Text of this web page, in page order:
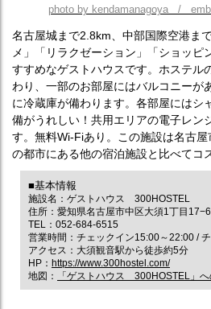
photo by kendamanagoya /
名古屋城まで2.8km、中部国際空港ま
メ」「リラクゼーション」「ショッピ
すすめなゲストハウスです。ホステル
わり、一部のお部屋にはバルコニーが
に冷蔵庫が備わります。各部屋にはシ
備がうれしい！共用エリアの電子レン
す。無料Wi-Fiあり。この施設は名古屋
の都市にある他の宿泊施設と比べてコ
■基本情報
施設名：ゲストハウス 300HOSTEL
住所：愛知県名古屋市中区大須1丁目17−6
TEL：052-684-6515
営業時間：チェックイン15:00～22:00 /
アクセス：大須観音駅から徒歩約5分
HP： https://www.300hostel.com/
地図：
「ゲストハウス 300HOSTEL」へ